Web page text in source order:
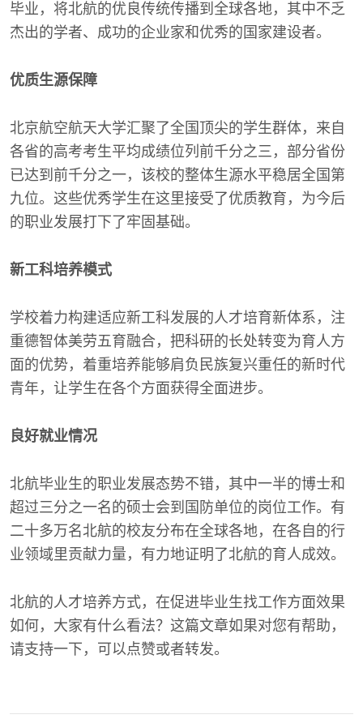
毕业，将北航的优良传统传播到全球各地，其中不乏
杰出的学者、成功的企业家和优秀的国家建设者。
优质生源保障
北京航空航天大学汇聚了全国顶尖的学生群体，来自
各省的高考考生平均成绩位列前千分之三，部分省份
已达到前千分之一，该校的整体生源水平稳居全国第
九位。这些优秀学生在这里接受了优质教育，为今后
的职业发展打下了牢固基础。
新工科培养模式
学校着力构建适应新工科发展的人才培育新体系，注
重德智体美劳五育融合，把科研的长处转变为育人方
面的优势，着重培养能够肩负民族复兴重任的新时代
青年，让学生在各个方面获得全面进步。
良好就业情况
北航毕业生的职业发展态势不错，其中一半的博士和
超过三分之一名的硕士会到国防单位的岗位工作。有
二十多万名北航的校友分布在全球各地，在各自的行
业领域里贡献力量，有力地证明了北航的育人成效。
北航的人才培养方式，在促进毕业生找工作方面效果
如何，大家有什么看法？这篇文章如果对您有帮助，
请支持一下，可以点赞或者转发。